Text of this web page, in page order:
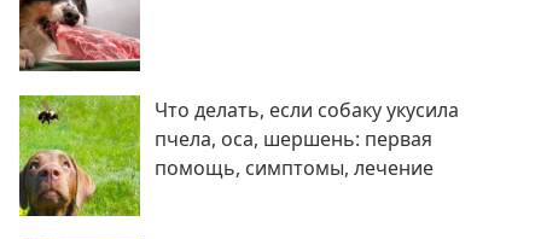
Что делать, если собаку укусила
пчела, оса, шершень: первая
помощь, симптомы, лечение